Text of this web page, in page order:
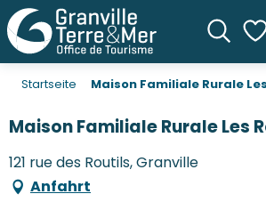
Suche
Startseite Maison Familiale Rurale
Maison Familiale Rurale Les
121 rue des Routils, Granville
Anfahrt